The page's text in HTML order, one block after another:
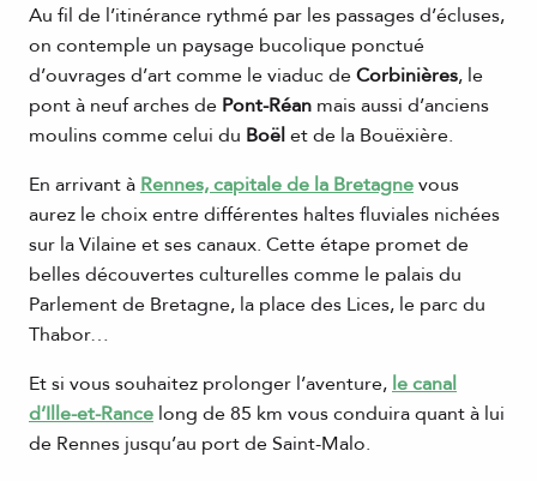
Au fil de l’itinérance rythmé par les passages d’écluses,
on contemple un paysage bucolique ponctué
d’ouvrages d’art comme le viaduc deCorbinières, le
pont à neuf arches de Pont-Réan mais aussi d’anciens
moulins comme celui du Boëlet de la Bouëxière.
En arrivant à Rennes, capitale de la Bretagnevous
aurez le choix entre différentes haltes fluviales nichées
sur la Vilaine et ses canaux. Cette étape promet de
belles découvertes culturelles comme le palais du
Parlement de Bretagne, la place des Lices, le parc du
Thabor…
Et si vous souhaitez prolonger l’aventure, le canal
d’Ille-et-Rance long de 85 km vous conduira quant à lui
de Rennes jusqu’au port de Saint-Malo.